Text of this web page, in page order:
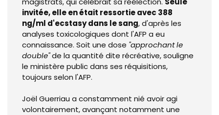
invitée, elle en était ressortie avec 388
ng/ml d'ecstasy dans le sang, d'après les
analyses toxicologiques dont l'AFP a eu
connaissance. Soit une dose "approchant le
double"de la quantité dite récréative, souligne
le ministère public dans ses réquisitions,
toujours selon l'AFP.
Joël Guerriau a constamment nié avoir agi
volontairement, avançant notamment une